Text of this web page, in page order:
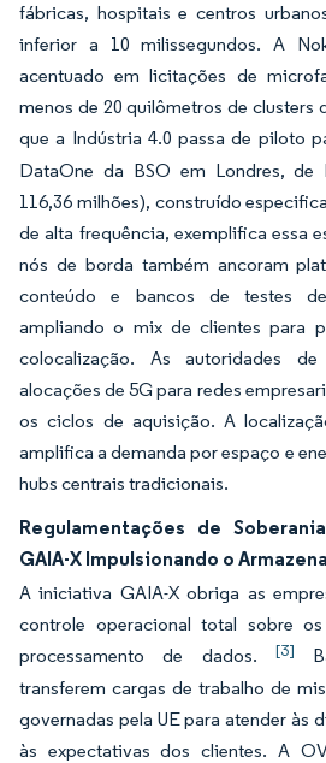
fábricas, hospitais e centros
inferior a 10 milissegundos. A
acentuado em licitações de
menos de 20 quilômetros de clusters
que a Indústria 4.0 passa de piloto
DataOne da BSO em Londres, de
116,36 milhões), construído
de alta frequência, exemplifica essa
nós de borda também ancoram
conteúdo e bancos de testes
ampliando o mix de clientes para
colocalização. As autoridades
alocações de 5G para redes
os ciclos de aquisição. A
amplifica a demanda por espaço e
hubs centrais tradicionais.
Regulamentações de
GAIA-X Impulsionando o
A iniciativa GAIA-X obriga as
controle operacional total sobre
processamento de dados. [3]
transferem cargas de trabalho de
governadas pela UE para atender às
às expectativas dos clientes. A